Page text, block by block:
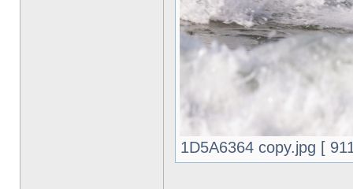
1D5A6364 copy.jpg [